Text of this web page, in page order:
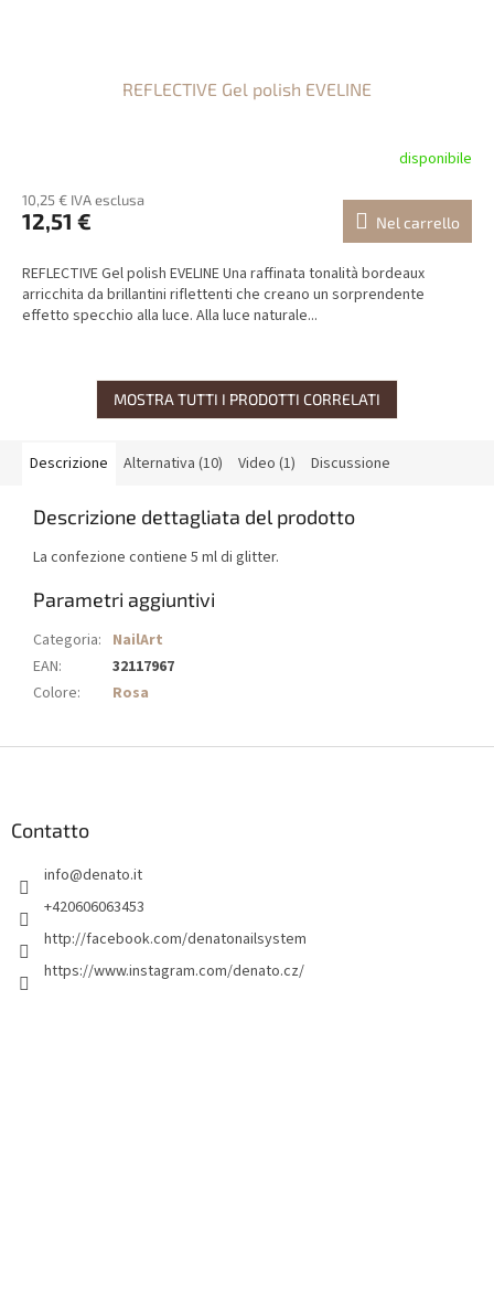
REFLECTIVE Gel polish EVELINE
disponibile
10,25 € IVA esclusa
12,51 € Nel carrello
REFLECTIVE Gel polish EVELINE Una raffinata tonalità bordeaux
arricchita da brillantini riflettenti che creano un sorprendente
effetto specchio alla luce. Alla luce naturale...
MOSTRA TUTTI I PRODOTTI CORRELATI
Descrizione Alternativa (10) Video (1) Discussione
Descrizione dettagliata del prodotto
La confezione contiene 5 ml di glitter.
Parametri aggiuntivi
Categoria: NailArt
EAN:
32117967
Colore: Rosa
Contatto
info@denato.it
+420606063453
http://facebook.com/denatonailsystem
https://www.instagram.com/denato.cz/